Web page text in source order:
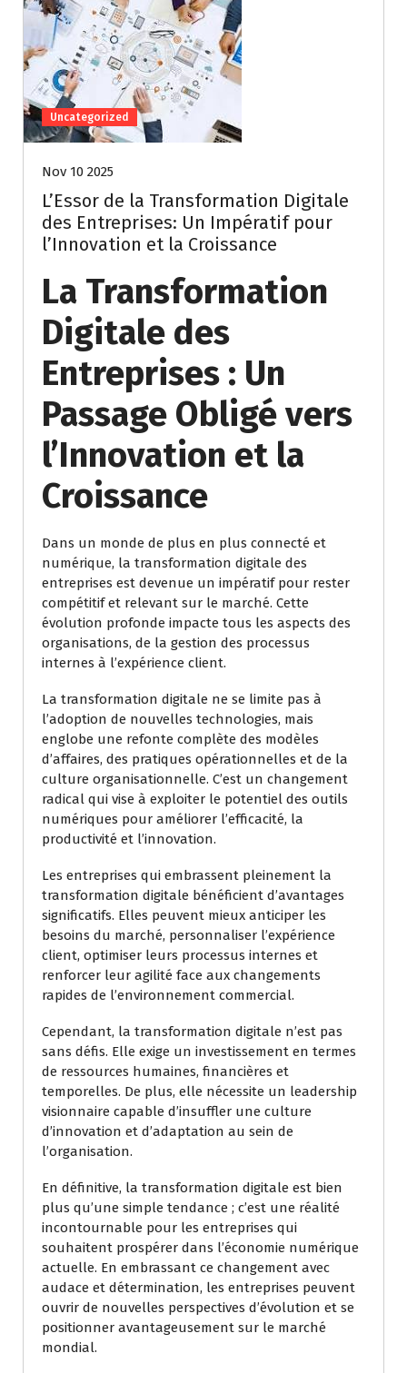
Uncategorized
Nov 10 2025
L’Essor de la Transformation Digitale
des Entreprises: Un Impératif pour
l’Innovation et la Croissance
La Transformation
Digitale des
Entreprises : Un
Passage Obligé vers
l’Innovation et la
Croissance
Dans un monde de plus en plus connecté et
numérique, la transformation digitale des
entreprises est devenue un impératif pour rester
compétitif et relevant sur le marché. Cette
évolution profonde impacte tous les aspects des
organisations, de la gestion des processus
internes à l’expérience client.
La transformation digitale ne se limite pas à
l’adoption de nouvelles technologies, mais
englobe une refonte complète des modèles
d’affaires, des pratiques opérationnelles et de la
culture organisationnelle. C’est un changement
radical qui vise à exploiter le potentiel des outils
numériques pour améliorer l’efficacité, la
productivité et l’innovation.
Les entreprises qui embrassent pleinement la
transformation digitale bénéficient d’avantages
significatifs. Elles peuvent mieux anticiper les
besoins du marché, personnaliser l’expérience
client, optimiser leurs processus internes et
renforcer leur agilité face aux changements
rapides de l’environnement commercial.
Cependant, la transformation digitale n’est pas
sans défis. Elle exige un investissement en termes
de ressources humaines, financières et
temporelles. De plus, elle nécessite un leadership
visionnaire capable d’insuffler une culture
d’innovation et d’adaptation au sein de
l’organisation.
En définitive, la transformation digitale est bien
plus qu’une simple tendance ; c’est une réalité
incontournable pour les entreprises qui
souhaitent prospérer dans l’économie numérique
actuelle. En embrassant ce changement avec
audace et détermination, les entreprises peuvent
ouvrir de nouvelles perspectives d’évolution et se
positionner avantageusement sur le marché
mondial.